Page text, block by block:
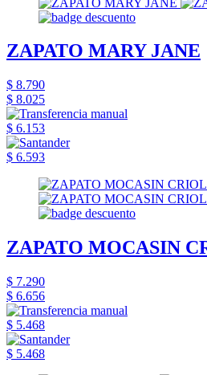
ZAPATO MARY JANE
$ 8.790
$ 8.025
$ 6.153
$ 6.593
ZAPATO MOCASIN
$ 7.290
$ 6.656
$ 5.468
$ 5.468